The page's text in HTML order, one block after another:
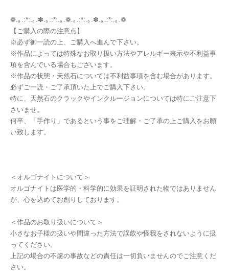
❁.｡.:*:.｡.✽.｡.:*:.｡.❁.｡.:*:.｡.✽.｡.:*:.｡.❁
【ご購入の際の注意点】
※必ず御一読の上、ご購入へ進んで下さい。
※作品によっては特殊なお取り扱い方法やアレルギー表示や不利益事
項を含んでいる場合もございます。
※作品の状態・天然石については不利益事項を含む場合があります。
必ずご一読・ご了承頂いた上でご購入下さい。
特に、天然石のクラックやインクルージョンについては特にご注意下
さいませ。
何卒、「手作り」であるという事をご理解・ご了承の上ご購入をお願
い致します。
＜オルゴナイトについて＞
オルゴナイトは医学的・科学的に効果を証明された物ではありません
が、心を込めてお創りしております。
＜作品のお取り扱いについて＞
小さなお子様の扱いや間違った方法で誤飲や怪我をされないように扱
ってください。
上記の場合の不慮の事故などの責任は一切負いませんのでご注意くだ
さい。